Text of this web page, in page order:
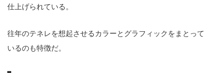
仕上げられている。
往年のテネレを想起させるカラーとグラフィックをまとって
いるのも特徴だ。